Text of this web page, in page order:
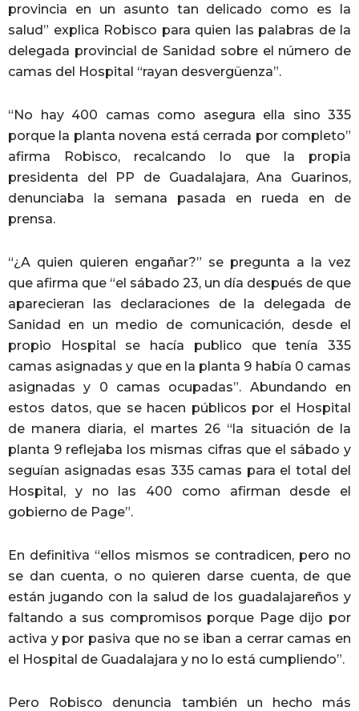
provincia en un asunto tan delicado como es la
salud” explica Robisco para quien las palabras de la
delegada provincial de Sanidad sobre el número de
camas del Hospital “rayan desvergüenza”.
“No hay 400 camas como asegura ella sino 335
porque la planta novena está cerrada por completo”
afirma Robisco, recalcando lo que la propia
presidenta del PP de Guadalajara, Ana Guarinos,
denunciaba la semana pasada en rueda en de
prensa.
“¿A quien quieren engañar?” se pregunta a la vez
que afirma que “el sábado 23, un día después de que
aparecieran las declaraciones de la delegada de
Sanidad en un medio de comunicación, desde el
propio Hospital se hacía publico que tenía 335
camas asignadas y que en la planta 9 había 0 camas
asignadas y 0 camas ocupadas”. Abundando en
estos datos, que se hacen públicos por el Hospital
de manera diaria, el martes 26 “la situación de la
planta 9 reflejaba los mismas cifras que el sábado y
seguían asignadas esas 335 camas para el total del
Hospital, y no las 400 como afirman desde el
gobierno de Page”.
En definitiva “ellos mismos se contradicen, pero no
se dan cuenta, o no quieren darse cuenta, de que
están jugando con la salud de los guadalajareños y
faltando a sus compromisos porque Page dijo por
activa y por pasiva que no se iban a cerrar camas en
el Hospital de Guadalajara y no lo está cumpliendo”.
Pero Robisco denuncia también un hecho más